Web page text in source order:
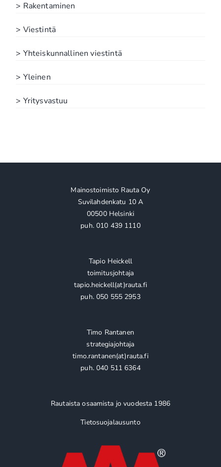
> Rakentaminen
> Viestintä
> Yhteiskunnallinen viestintä
> Yleinen
> Yritysvastuu
Mainostoimisto Rauta Oy
Suvilahdenkatu 10 A
00500 Helsinki
puh. 010 439 1110
Tapio Heickell
toimitusjohtaja
tapio.heickell(at)rauta.fi
puh. 050 555 2953
Timo Rantanen
strategiajohtaja
timo.rantanen(at)rauta.fi
puh. 040 511 6364
Rautaista osaamista jo vuodesta 1986
Tietosuojalausunto